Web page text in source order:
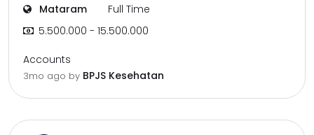
Mataram
Full Time
5.500.000 - 15.500.000
Accounts
3mo ago by BPJS Kesehatan